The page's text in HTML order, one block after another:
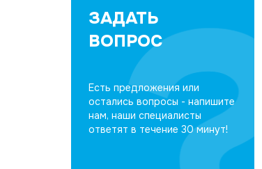
ЗАДАТЬ
ВОПРОС
Есть предложения или
остались вопросы - напишите
нам, наши специалисты
ответят в течение 30 минут!